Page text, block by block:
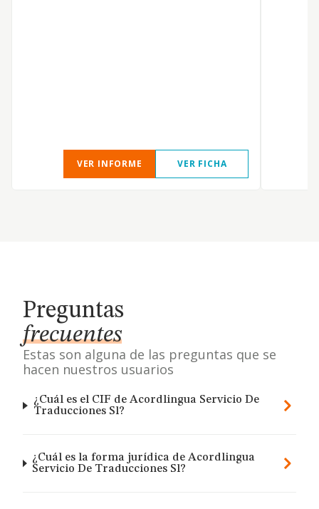
VER INFORME VER FICHA
Preguntas
frecuentes
Estas son alguna de las preguntas que se
hacen nuestros usuarios
¿Cuál es el CIF de Acordlingua Servicio De
Traducciones Sl?
¿Cuál es la forma jurídica de Acordlingua
Servicio De Traducciones Sl?